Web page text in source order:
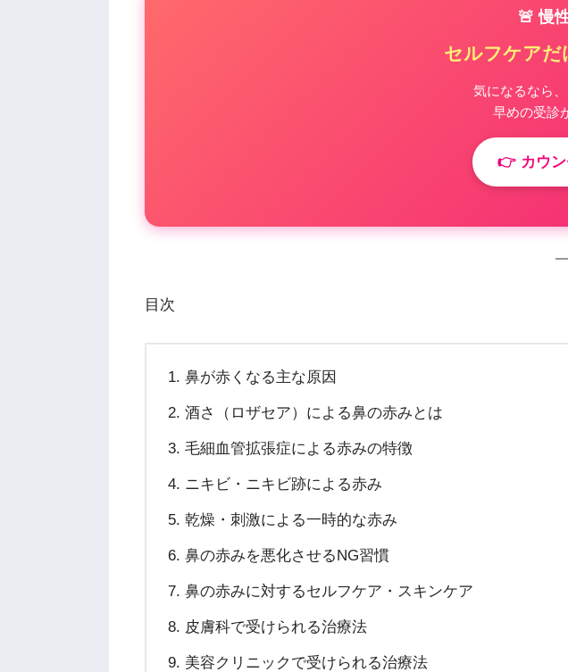
🚨 慢
セルフケアだ
気になるなら
早めの受診
👉 カウン
目次
鼻が赤くなる主な原因
酒さ（ロザセア）による鼻の赤みとは
毛細血管拡張症による赤みの特徴
ニキビ・ニキビ跡による赤み
乾燥・刺激による一時的な赤み
鼻の赤みを悪化させるNG習慣
鼻の赤みに対するセルフケア・スキンケア
皮膚科で受けられる治療法
美容クリニックで受けられる治療法